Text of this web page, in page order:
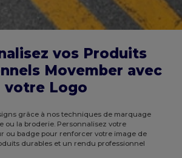
vos Produits
Movember avec
votre Logo
grâce à nos techniques de marquage
ou la broderie. Personnalisez votre
ou badge pour renforcer votre image de
durables et un rendu professionnel